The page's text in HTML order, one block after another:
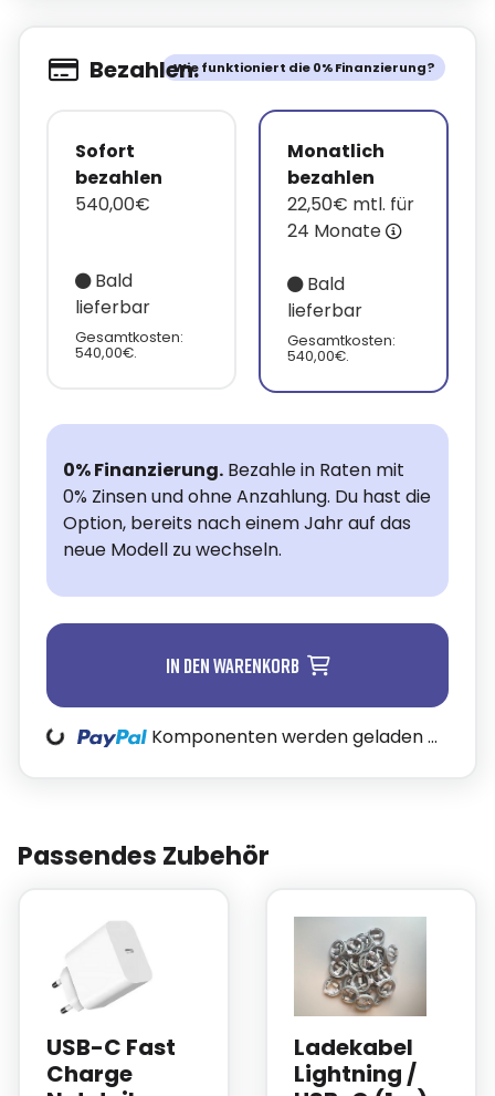
Wie funktioniert die 0% Finanzierung?
Bezahlen.
Sofort
bezahlen
540,00€
Bald
lieferbar
Gesamtkosten:
540,00€.
Monatlich
bezahlen
22,50€ mtl. für
24 Monate
Bald
lieferbar
Gesamtkosten:
540,00€.
0% Finanzierung. Bezahle in Raten mit
0% Zinsen und ohne Anzahlung. Du hast die
Option, bereits nach einem Jahr auf das
neue Modell zu wechseln.
In den Warenkorb
Loading... Komponenten werden geladen ...
Passendes Zubehör
USB-C Fast
Charge
Ladekabel
Lightning /